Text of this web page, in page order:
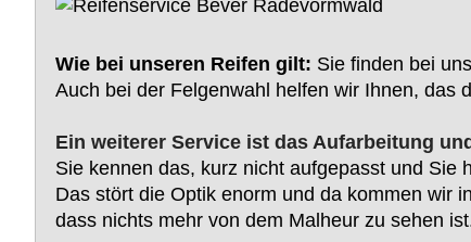
Wie bei unseren Reifen gilt: Sie finden bei
Auch bei der Felgenwahl helfen wir Ihnen, das
Ein weiterer Service ist das Aufarbeitung
Sie kennen das, kurz nicht aufgepasst und Sie
Das stört die Optik enorm und da kommen wir
dass nichts mehr von dem Malheur zu sehen